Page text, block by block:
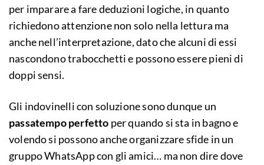
per imparare a fare deduzioni logiche, in quanto
richiedono attenzione non solo nella lettura ma
anche nell’interpretazione, dato che alcuni di essi
nascondono trabocchetti e possono essere pieni di
doppi sensi.
Gli indovinelli con soluzione sono dunque un
passatempo perfetto per quando si sta in bagno e
volendo si possono anche organizzare sfide in un
gruppo WhatsApp con gli amici… ma non dire dove